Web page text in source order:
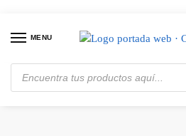
MENU
Inicio / Memorias / Módulos RAM - Propietarios